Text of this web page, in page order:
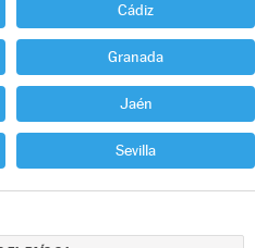
Cádiz
Granada
Jaén
Sevilla